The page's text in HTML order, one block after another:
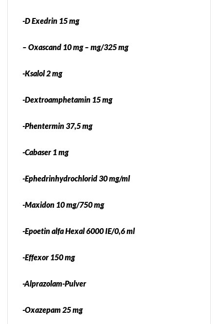
-D Exedrin 15 mg
– Oxascand 10 mg – mg/325 mg
-Ksalol 2 mg
-Dextroamphetamin 15 mg
-Phentermin 37,5 mg
-Cabaser 1 mg
-Ephedrinhydrochlorid 30 mg/ml
-Maxidon 10 mg/750 mg
-Epoetin alfa Hexal 6000 IE/0,6 ml
-Effexor 150 mg
-Alprazolam-Pulver
-Oxazepam 25 mg